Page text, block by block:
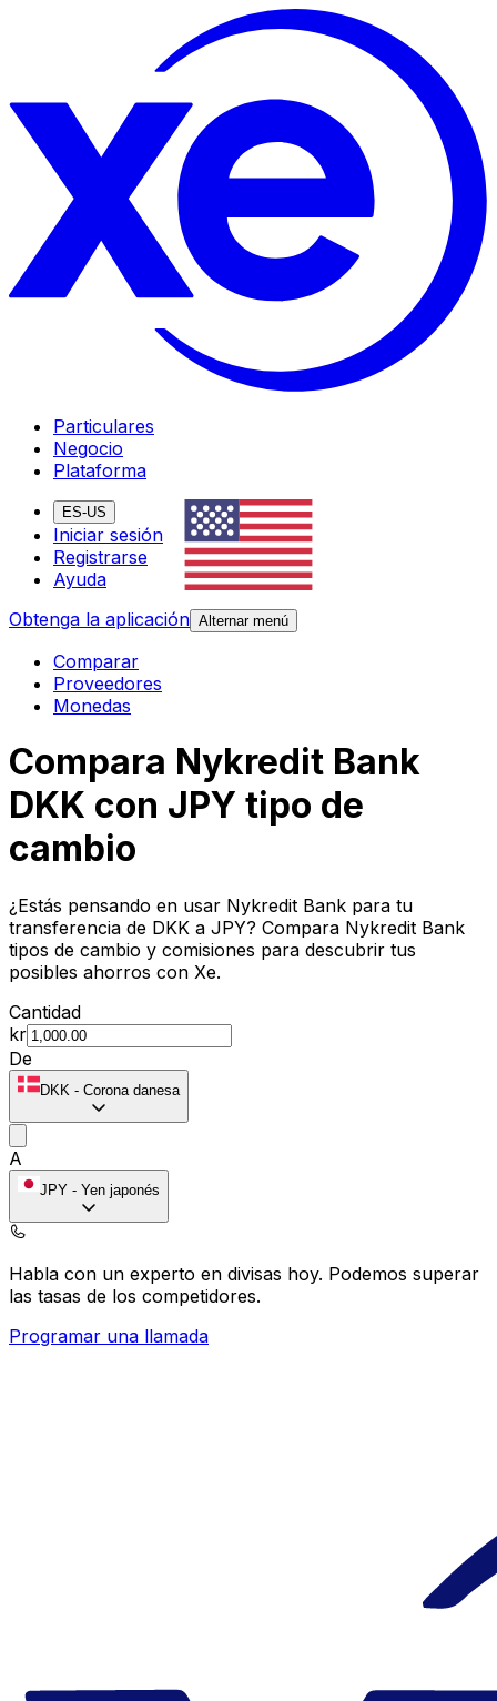
Particulares
Negocio
Plataforma
ES-US
Iniciar sesión
Registrarse
Ayuda
Obtenga la aplicación Alternar menú
Comparar
Proveedores
Monedas
Compara Nykredit Bank
DKK con JPY tipo de
cambio
¿Estás pensando en usar Nykredit Bank para tu
transferencia de DKK a JPY? Compara Nykredit Bank
tipos de cambio y comisiones para descubrir tus
posibles ahorros con Xe.
Cantidad
kr
De
DKK - Corona danesa
A
JPY - Yen japonés
Habla con un experto en divisas hoy. Podemos superar
las tasas de los competidores.
Programar una llamada